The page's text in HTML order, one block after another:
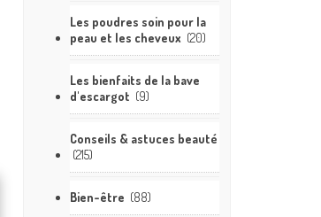
Les poudres soin pour la
peau et les cheveux (20)
Les bienfaits de la bave
d'escargot (9)
Conseils & astuces beauté
(215)
Bien-être (88)